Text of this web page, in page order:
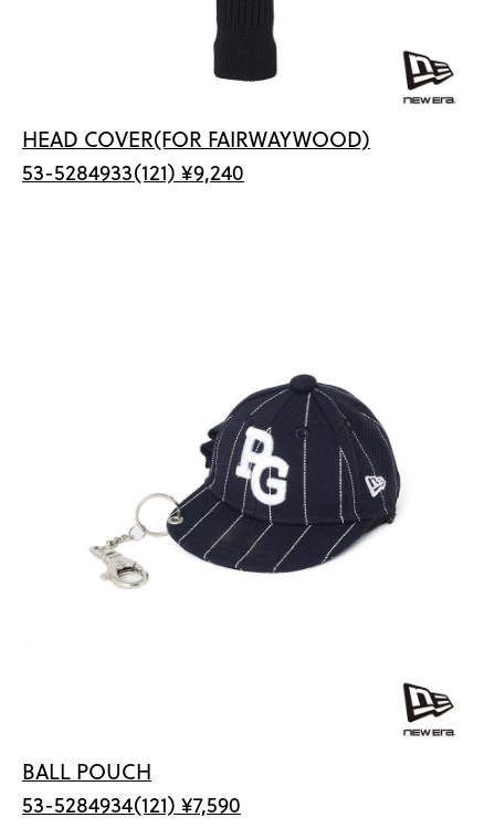
HEAD COVER(FOR FAIRWAYWOOD)
53-5284933(121) ¥9,240
BALL POUCH
53-5284934(121) ¥7,590